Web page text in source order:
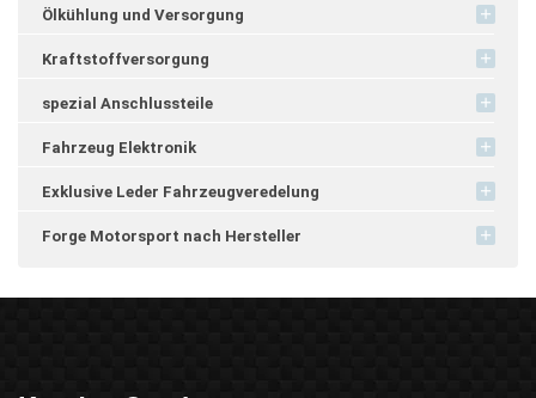
Ölkühlung und Versorgung
Kraftstoffversorgung
spezial Anschlussteile
Fahrzeug Elektronik
Exklusive Leder Fahrzeugveredelung
Forge Motorsport nach Hersteller